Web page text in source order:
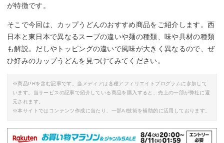
が特徴です。
そこで今回は、カップうどんのおすすめ商品をご紹介します。西
日本と東日本で異なるスープの違いや麺の種類、味や具材の種類
も解説。だしやトッピングの違いで風味が大きく異なるので、ぜ
ひ好みのカップうどんを見つけてみてください。
※商品PRを含む記事です。当メディアは各種アフィリエイトプログラムに参加して
います。当サービスの記事で紹介している商品を購入すると、売上の一部が弊社に還
元されます。
※本サイトではコンテンツ作成に当たり、一部AI技術を補助的に活用しております。